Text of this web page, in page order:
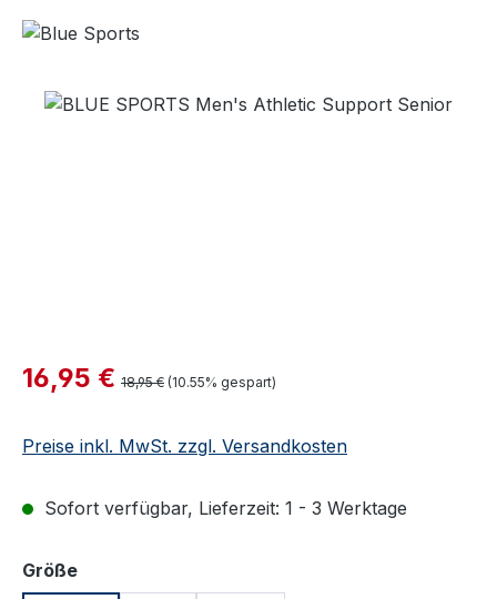
Bildergalerie überspringen
Verkaufspreis:
16,95 € Regulärer Preis:
18,95 € (10.55% gespart)
Preise inkl. MwSt. zzgl. Versandkosten
Sofort verfügbar, Lieferzeit: 1 - 3 Werktage
Größeauswählen